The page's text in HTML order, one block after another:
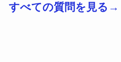
すべての質問を見る→